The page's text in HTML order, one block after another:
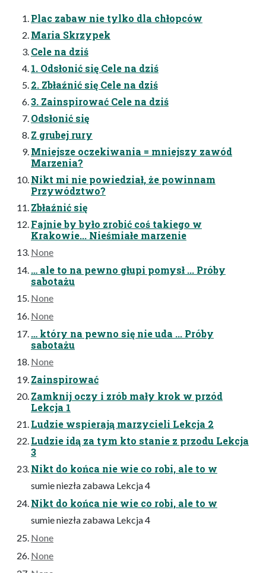
Plac zabaw nie tylko dla chłopców
Maria Skrzypek
Cele na dziś
1. Odsłonić się Cele na dziś
2. Zbłaźnić się Cele na dziś
3. Zainspirować Cele na dziś
Odsłonić się
Z grubej rury
Mniejsze oczekiwania = mniejszy zawód
Marzenia?
Nikt mi nie powiedział, że powinnam
Przywództwo?
Zbłaźnić się
Fajnie by było zrobić coś takiego w
Krakowie... Nieśmiałe marzenie
None
… ale to na pewno głupi pomysł ... Próby
sabotażu
None
None
… który na pewno się nie uda ... Próby
sabotażu
None
Zainspirować
Zamknij oczy i zrób mały krok w przód
Lekcja 1
Ludzie wspierają marzycieli Lekcja 2
Ludzie idą za tym kto stanie z przodu Lekcja
3
Nikt do końca nie wie co robi, ale to w
sumie niezła zabawa Lekcja 4
Nikt do końca nie wie co robi, ale to w
sumie niezła zabawa Lekcja 4
None
None